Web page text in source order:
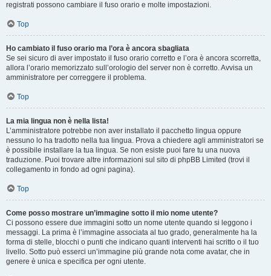
registrati possono cambiare il fuso orario e molte impostazioni.
Top
Ho cambiato il fuso orario ma l’ora è ancora sbagliata
Se sei sicuro di aver impostato il fuso orario corretto e l’ora è ancora scorretta,
allora l’orario memorizzato sull’orologio del server non è corretto. Avvisa un
amministratore per correggere il problema.
Top
La mia lingua non è nella lista!
L’amministratore potrebbe non aver installato il pacchetto lingua oppure
nessuno lo ha tradotto nella tua lingua. Prova a chiedere agli amministratori se
è possibile installare la tua lingua. Se non esiste puoi fare tu una nuova
traduzione. Puoi trovare altre informazioni sul sito di phpBB Limited (trovi il
collegamento in fondo ad ogni pagina).
Top
Come posso mostrare un’immagine sotto il mio nome utente?
Ci possono essere due immagini sotto un nome utente quando si leggono i
messaggi. La prima è l’immagine associata al tuo grado, generalmente ha la
forma di stelle, blocchi o punti che indicano quanti interventi hai scritto o il tuo
livello. Sotto può esserci un’immagine più grande nota come avatar, che in
genere è unica e specifica per ogni utente.